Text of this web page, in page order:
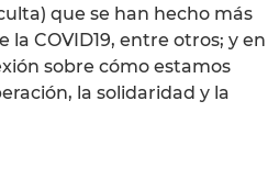
que se han hecho más
la COVID19, entre otros; y en
sobre cómo estamos
la solidaridad y la